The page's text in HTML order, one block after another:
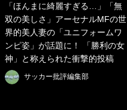
「ほんまに綺麗すぎる…」「無
双の美しさ」アーセナルMFの世
界的美人妻の「ユニフォームワ
ンピ姿」が話題に！ 「勝利の女
神」と称えられた衝撃的投稿
サッカー批評編集部